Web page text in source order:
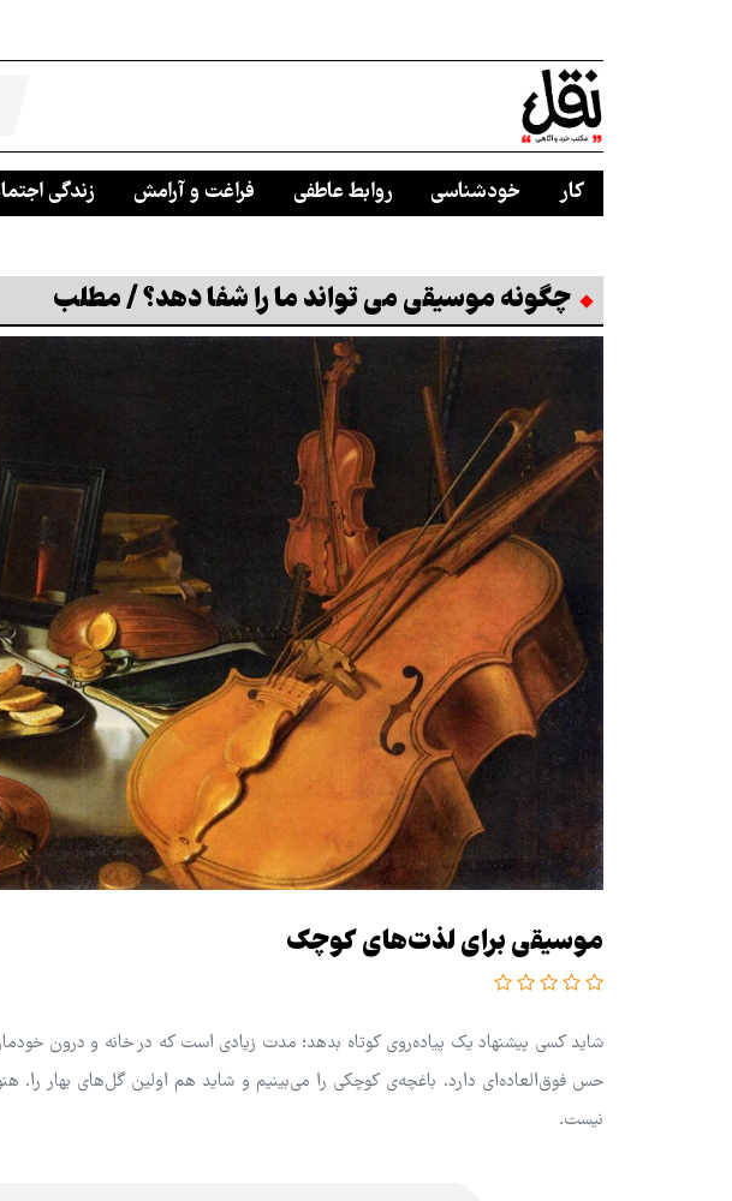
کار خودشناسی روابط عاطفی فراغت و آرامش زندگی
چگونه موسیقی می تواند ما را شفا دهد؟ / مطلب
موسیقی برای لذت‌های کوچک
شاید کسی پیشنهاد یک پیاده‌روی کوتاه بدهد؛ مدت زیادی است که در خانه و درون
حس فوق‌العاده‌ای دارد. باغچه‌ی کوچکی را می‌بینیم و شاید هم اولین گل‌های بهار را.
نیست.